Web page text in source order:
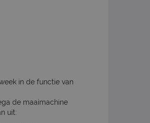
in de functie van
de maaimachine
uit: